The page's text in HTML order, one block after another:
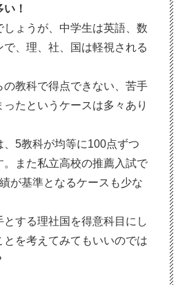
！
しょうが、中学生は英語、数
、理、社、国は軽視される
の教科で得点できない、苦手
たというケースは多々あり
、5教科が均等に100点ずつ
。また私立高校の推薦入試で
が基準となるケースも少な
とする理社国を得意科目にし
とを考えてみてもいいのでは